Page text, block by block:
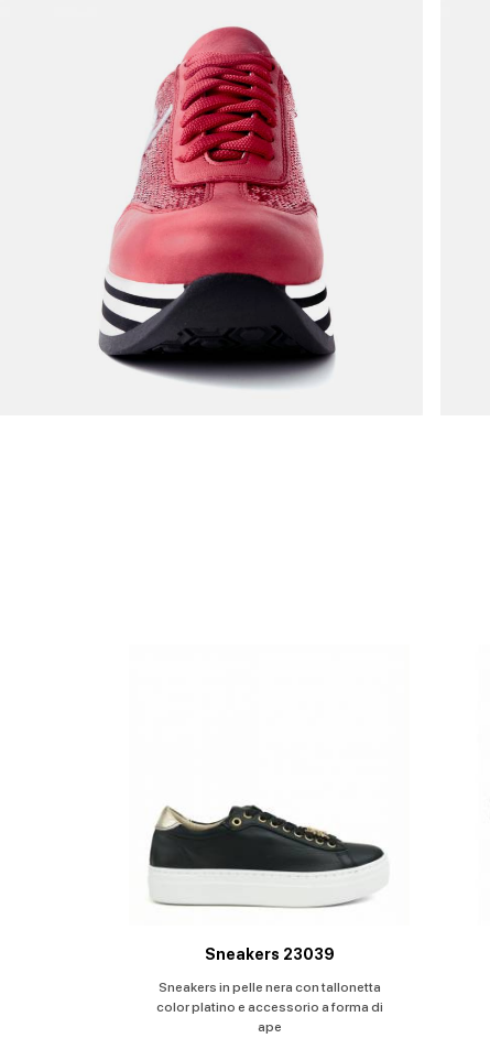
Sneakers 23039
Sneakers in pelle nera con tallonetta
color platino e accessorio a forma di
ape